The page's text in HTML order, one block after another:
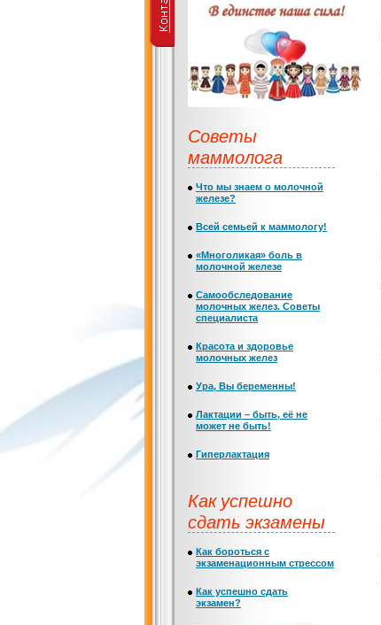
Советы
маммолога
Что мы знаем о молочной
железе?
Всей семьей к маммологу!
«Многоликая» боль в
молочной железе
Самообследование
молочных желез. Советы
специалиста
Красота и здоровье
молочных желез
Ура, Вы беременны!
Лактации – быть, её не
может не быть!
Гиперлактация
Как успешно
сдать экзамены
Как бороться с
экзаменационным стрессом
Как успешно сдать
экзамен?